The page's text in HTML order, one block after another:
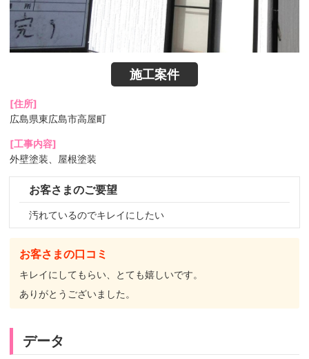
施工案件
[住所]
広島県東広島市高屋町
[工事内容]
外壁塗装、屋根塗装
お客さまのご要望
汚れているのでキレイにしたい
お客さまの口コミ
キレイにしてもらい、とても嬉しいです。
ありがとうございました。
データ